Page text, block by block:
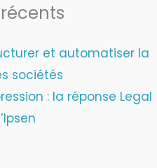
et automatiser la
sociétés
: la réponse Legal